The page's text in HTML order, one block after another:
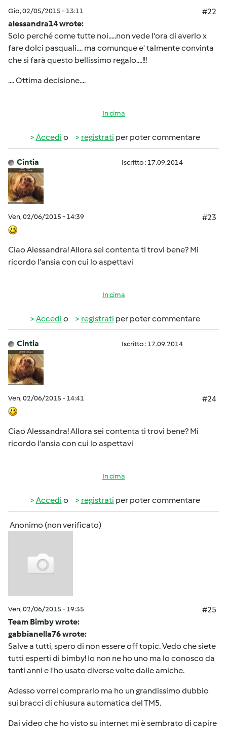
Gio, 02/05/2015 - 13:11
#22
alessandra14 wrote:
Solo perché come tutte noi.....non vede l'ora di averlo x
fare dolci pasquali.... ma comunque e' talmente convinta
che si farà questo bellissimo regalo....!!!
.... Ottima decisione....
In cima
Accedi o registrati per poter commentare
Cintia Iscritto : 17.09.2014
Ven, 02/06/2015 - 14:39 #23
Ciao Alessandra! Allora sei contenta ti trovi bene? Mi
ricordo l'ansia con cui lo aspettavi
In cima
Accedi o registrati per poter commentare
Cintia Iscritto : 17.09.2014
Ven, 02/06/2015 - 14:41 #24
Ciao Alessandra! Allora sei contenta ti trovi bene? Mi
ricordo l'ansia con cui lo aspettavi
In cima
Accedi o registrati per poter commentare
Anonimo (non verificato)
Ven, 02/06/2015 - 19:35
#25
Team Bimby wrote:
gabbianella76 wrote:
Salve a tutti, spero di non essere off topic. Vedo che siete
tutti esperti di bimby! Io non ne ho uno ma lo conosco da
tanti anni e l'ho usato diverse volte dalle amiche.
Adesso vorrei comprarlo ma ho un grandissimo dubbio
sui bracci di chiusura automatica del TM5.
Dai video che ho visto su internet mi è sembrato di capire